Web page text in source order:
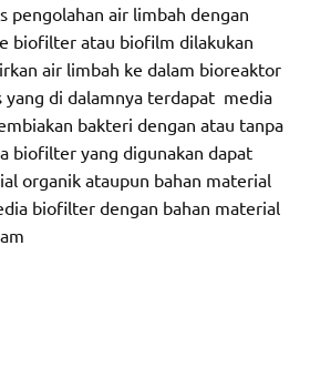
pengolahan air limbah dengan
biofilter atau biofilm dilakukan
air limbah ke dalam bioreaktor
di dalamnya terdapat media
bakteri dengan atau tanpa
biofilter yang digunakan dapat
organik ataupun bahan material
biofilter dengan bahan material